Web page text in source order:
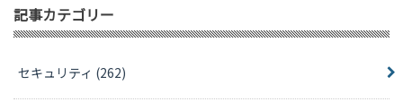
記事カテゴリー
セキュリティ (262)